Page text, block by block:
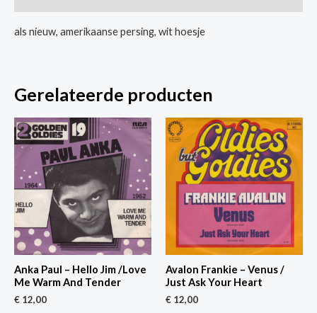
als nieuw, amerikaanse persing, wit hoesje
Gerelateerde producten
Anka Paul – Hello Jim /Love
Me Warm And Tender
€ 12,00
Avalon Frankie – Venus /
Just Ask Your Heart
€ 12,00